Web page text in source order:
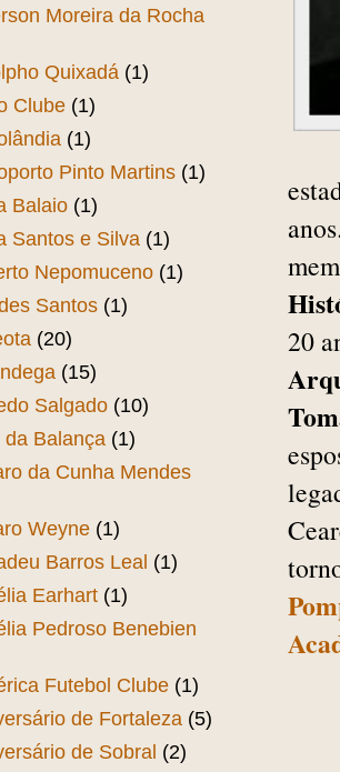
20
Moreira da Rocha
Quixadá (1)
Clube (1)
(1)
Pinto Martins (1)
Balaio (1)
Santos e Silva (1)
Nepomuceno (1)
Santos (1)
(20)
(15)
Salgado (10)
da Balança (1)
da Cunha Mendes
Weyne (1)
Barros Leal (1)
Earhart (1)
Pedroso Benebien
Futebol Clube (1)
de Fortaleza (5)
de Sobral (2)